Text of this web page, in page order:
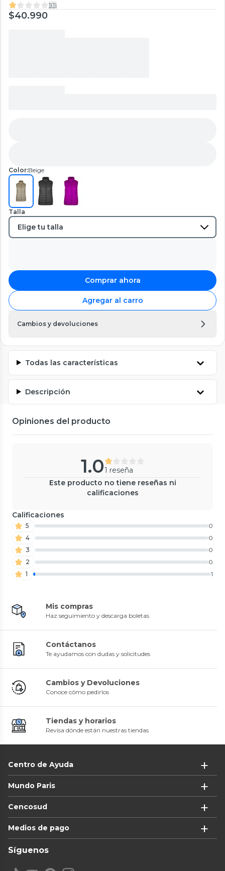
1(1)
$40.990
Color:Beige
Talla
Comprar ahora
Agregar al carro
Cambios y devoluciones
Todas las características
Descripción
Opiniones del producto
1.01 reseña
Este producto no tiene reseñas ni
calificaciones
Calificaciones
5
0
4
0
3
0
2
0
1
1
Mis compras
Haz seguimiento y descarga boletas
Contáctanos
Te ayudamos con dudas y solicitudes
Cambios y Devoluciones
Conoce cómo pedirlos
Tiendas y horarios
Revisa dónde están nuestras tiendas
Centro de Ayuda
Mundo Paris
Cencosud
Medios de pago
Síguenos